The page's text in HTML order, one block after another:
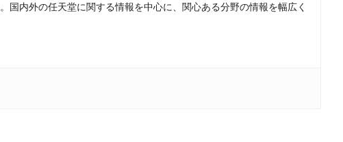
国内外の任天堂に関する情報を中心に、関心ある分野の情報を幅広く